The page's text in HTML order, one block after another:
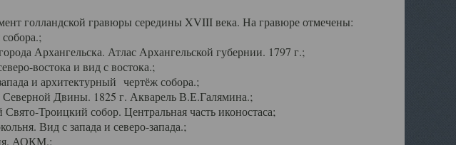
голландской гравюры середины XVIII века. На гравюре отмечены:
Архангельска. Атлас Архангельской губернии. 1797 г.;
востока и вид с востока.;
и архитектурный чертёж собора.;
Двины. 1825 г. Акварель В.Е.Галямина.;
Троицкий собор. Центральная часть иконостаса;
Вид с запада и северо-запада.;
АОКМ.;